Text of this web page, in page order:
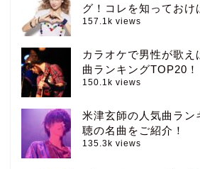
グ！コレを知っておけ
157.1k views
カラオケで男性が歌え
曲ランキングTOP20！
150.1k views
米津玄師の人気曲ラン
聴の名曲をご紹介！
135.3k views